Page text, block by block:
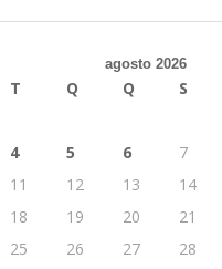
agosto 2026
T Q Q S
4 5 6 7
11 12 13 14
18 19 20 21
25 26 27 28